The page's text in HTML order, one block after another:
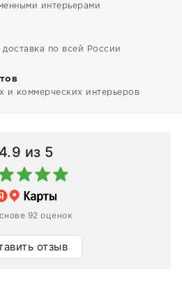
интерьерами
по всей России
и коммерческих интерьеров
4.9 из 5
92 оценок
отзыв